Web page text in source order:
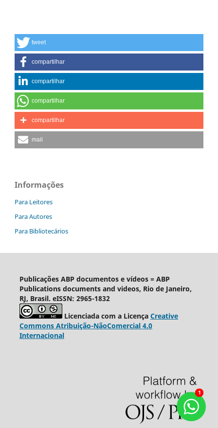
tweet
compartilhar
compartilhar
compartilhar
compartilhar
mail
Informações
Para Leitores
Para Autores
Para Bibliotecários
Publicações ABP documentos e vídeos = ABP
Publications documents and videos, Rio de Janeiro,
RJ, Brasil. eISSN: 2965-1832
Licenciada com a Licença Creative
Commons Atribuição-NãoComercial 4.0
Internacional
1
1